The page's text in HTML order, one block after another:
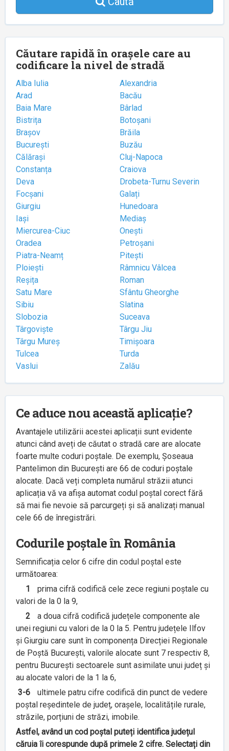
Căutare rapidă în orașele care au
codificare la nivel de stradă
Alba Iulia
Alexandria
Arad
Bacău
Baia Mare
Bârlad
Bistrița
Botoșani
Brașov
Brăila
București
Buzău
Călărași
Cluj-Napoca
Constanța
Craiova
Deva
Drobeta-Turnu Severin
Focșani
Galați
Giurgiu
Hunedoara
Iași
Mediaș
Miercurea-Ciuc
Onești
Oradea
Petroșani
Piatra-Neamț
Pitești
Ploiești
Râmnicu Vâlcea
Reșița
Roman
Satu Mare
Sfântu Gheorghe
Sibiu
Slatina
Slobozia
Suceava
Târgoviște
Târgu Jiu
Târgu Mureș
Timișoara
Tulcea
Turda
Vaslui
Zalău
Ce aduce nou această aplicație?
Avantajele utilizării acestei aplicații sunt evidente
atunci când aveți de căutat o stradă care are alocate
foarte multe coduri poștale. De exemplu, Șoseaua
Pantelimon din București are 66 de coduri poștale
alocate. Dacă veți completa numărul străzii atunci
aplicația vă va afișa automat codul poștal corect fără
să mai fie nevoie să parcurgeți și să analizați manual
cele 66 de înregistrări.
Codurile poștale în România
Semnificația celor 6 cifre din codul poștal este
următoarea:
1
prima cifră codifică cele zece regiuni poștale cu
valori de la 0 la 9,
2
a doua cifră codifică județele componente ale
unei regiuni cu valori de la 0 la 5. Pentru județele Ilfov
și Giurgiu care sunt în componența Direcției Regionale
de Poștă București, valorile alocate sunt 7 respectiv 8,
pentru București sectoarele sunt asimilate unui județ și
au alocate valori de la 1 la 6,
3-6
ultimele patru cifre codifică din punct de vedere
poștal reședintele de județ, orașele, localitățile rurale,
străzile, porțiuni de străzi, imobile.
Astfel, având un cod poștal puteți identifica județul
căruia îi corespunde după primele 2 cifre. Selectați din